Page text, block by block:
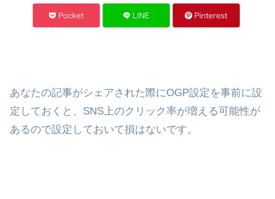
あなたの記事がシェアされた際にOGP設定を事前に設
定しておくと、SNS上のクリック率が増える可能性が
あるので設定しておいて損はないです。